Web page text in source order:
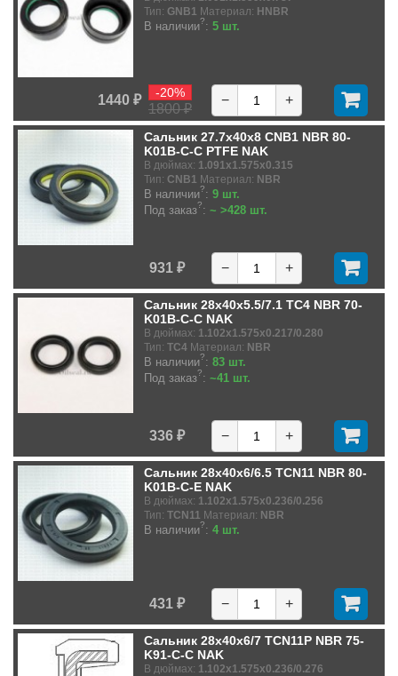
Тип: GNB1 Материал: HNBR
В наличии?: 5 шт.
1440 ₽
1800 ₽
-20% − +
Сальник 27.7x40x8 CNB1 NBR 80-
K01B-C-C PTFE NAK
В дюймах: 1.091x1.575x0.315
Тип: CNB1 Материал: NBR
В наличии?: 9 шт.
Под заказ?: ~ >428 шт.
931 ₽ − +
Сальник 28x40x5.5/7.1 TC4 NBR 70-
K01B-C-C NAK
В дюймах: 1.102x1.575x0.217/0.280
Тип: TC4 Материал: NBR
В наличии?: 83 шт.
Под заказ?: ~41 шт.
336 ₽ − +
Сальник 28x40x6/6.5 TCN11 NBR 80-
K01B-C-E NAK
В дюймах: 1.102x1.575x0.236/0.256
Тип: TCN11 Материал: NBR
В наличии?: 4 шт.
431 ₽ − +
Сальник 28x40x6/7 TCN11P NBR 75-
K91-C-C NAK
В дюймах: 1.102x1.575x0.236/0.276